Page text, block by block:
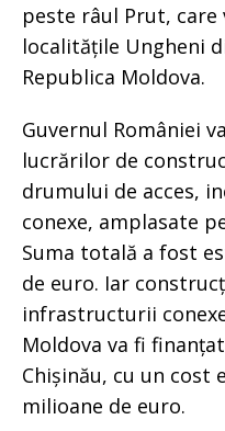
peste râul Prut,
localitățile Ungheni
Republica Moldova.
Guvernul României
lucrărilor de
drumului de acces,
conexe, amplasate
Suma totală a fost
de euro. Iar
infrastructurii
Moldova va fi
Chișinău, cu un cost
milioane de euro.